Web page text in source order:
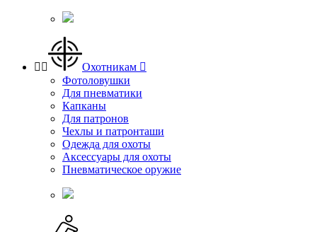
  Охотникам 
Фотоловушки
Для пневматики
Капканы
Для патронов
Чехлы и патронташи
Одежда для охоты
Аксессуары для охоты
Пневматическое оружие